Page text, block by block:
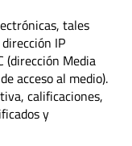
tales
IP
(dirección Media
acceso al medio).
calificaciones,
y